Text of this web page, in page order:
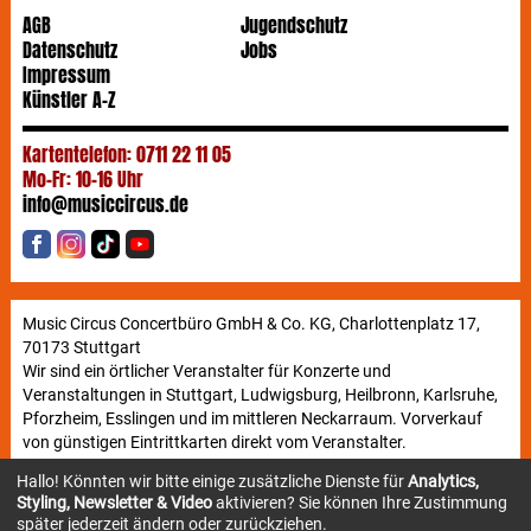
und den Unruhen durch die Protestbewegung
entstand ein Text aus einer Symbiose aus harten,
vorwurfsvollen Zeilen und einer friedlichen, weichen
Poesie. Diese Harmonie aus den eigentlich völlig
unterschiedlichen Kontrasten schaffte es, die
Spannung und die inhaltliche Bedeutung noch weiter
hervorzuheben.
Nach zahlreichen Off-Broadway Aufführungen (die
erste 1966) arbeiteten die beiden Schöpfer von
gemeinsam mit Galt MacDermot an einer
musikalischen Inszenierung. Dem ehemaligen
Kirchenmusiker und Organist gelang ein grandioser
Einklang aus Rhythmus, Harmonie und
Instrumentierung. Zu den ersten Aufführungen des
Musicals kam Bertrand Castelli als Regisseur hinzu.
Castelli war Anführer mehrerer Friedensmärsche und
landete häufig im Gefängnis. Er schaffte es, HAIRdie
radikale, pazifistische Philosophie einzuhauchen und
machte somit das Musical zu einem
außergewöhnlichen Erlebnis.
AGB
Datenschutz
Impressum
Jugendschutz
Jobs
Künstler A-Z
Kartentelefon: 0711 22 11 05
Mo-Fr: 10-16 Uhr
info@musiccircus.de
Music Circus Concertbüro GmbH & Co. KG, Charlottenplatz 17,
70173 Stuttgart
Wir sind ein örtlicher Veranstalter für Konzerte und
Veranstaltungen in Stuttgart, Ludwigsburg, Heilbronn, Karlsruhe,
Pforzheim, Esslingen und im mittleren Neckarraum. Vorverkauf
von günstigen Eintrittkarten direkt vom Veranstalter.
Newsletter
Hallo! Könnten wir bitte einige zusätzliche Dienste fürAnalytics,
Styling, Newsletter & Videoaktivieren? Sie können Ihre Zustimmung
später jederzeit ändern oder zurückziehen.